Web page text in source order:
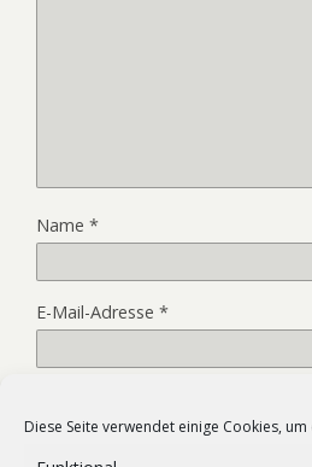
Diese Seite verwendet einige Cookies,
Name *
E-Mail-Adresse *